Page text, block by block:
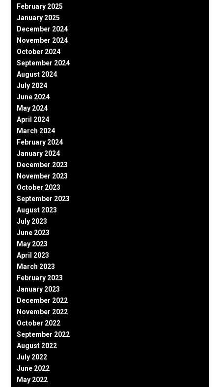
February 2025
January 2025
December 2024
November 2024
October 2024
September 2024
August 2024
July 2024
June 2024
May 2024
April 2024
March 2024
February 2024
January 2024
December 2023
November 2023
October 2023
September 2023
August 2023
July 2023
June 2023
May 2023
April 2023
March 2023
February 2023
January 2023
December 2022
November 2022
October 2022
September 2022
August 2022
July 2022
June 2022
May 2022